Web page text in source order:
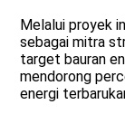
Melalui proyek
sebagai mitra
target bauran
mendorong
energi